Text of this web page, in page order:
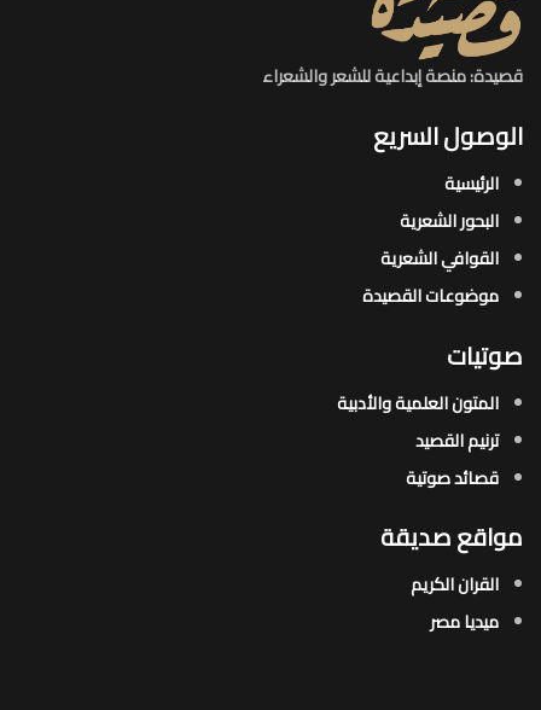
قصيدة: منصة إبداعية للشعر والشعراء
الوصول السريع
الرئيسية
البحور الشعرية​
القوافي الشعرية​
موضوعات القصيدة​
صوتيات
المتون العلمية والأدبية
ترنيم القصيد
قصائد صوتية
مواقع صديقة
القران الكريم
ميديا مصر